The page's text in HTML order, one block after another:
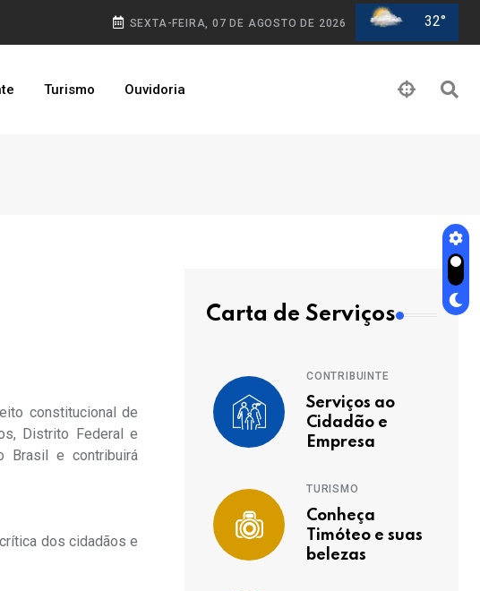
SEXTA-FEIRA, 07 DE AGOSTO DE 2026 32°
Turismo Ouvidoria
constitucional de
Distrito Federal e
Brasil e contribuirá
dos cidadãos e
Carta de Serviços
CONTRIBUINTE
Serviços ao
Cidadão e
Empresa
TURISMO
Conheça
Timóteo e suas
belezas